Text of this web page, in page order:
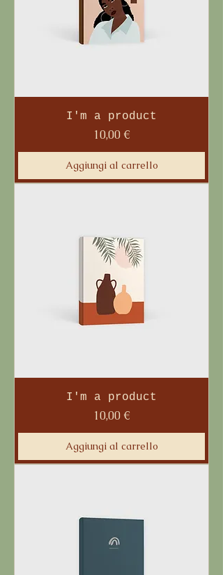
I'm a product
Prezzo
10,00 €
Aggiungi al carrello
I'm a product
Prezzo
10,00 €
Aggiungi al carrello